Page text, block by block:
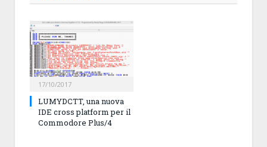
17/10/2017
LUMYDCTT, una nuova
IDE cross platform per il
Commodore Plus/4